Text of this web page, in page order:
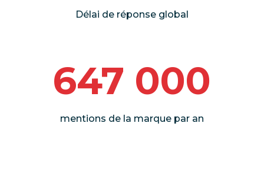
Délai de réponse global
647 000
mentions de la marque par an